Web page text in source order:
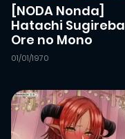
[NODA Nonda]
Hatachi Sugireba
Ore no Mono
01/01/1970